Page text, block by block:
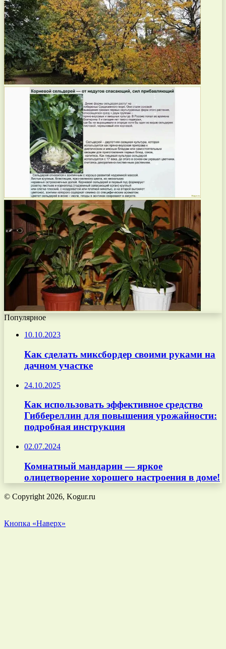
Популярное
10.10.2023
Как сделать миксбордер своими руками на
дачном участке
24.10.2025
Как использовать эффективное средство
Гиббереллин для повышения урожайности:
подробная инструкция
02.07.2024
Комнатный мандарин — яркое
олицетворение хорошего настроения в доме!
© Copyright 2026, Kogur.ru
Кнопка «Наверх»